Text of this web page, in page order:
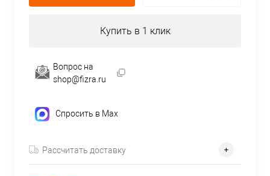
Купить в 1 клик
Вопрос на
shop@fizra.ru
Спросить в Max
Рассчитать доставку